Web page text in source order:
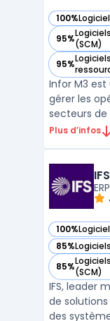
100%
— voir Infor
95%(SCM)
— voir Infor
95%
— voir Infor
Infor M3 est
gérer les
secteurs de
de la mode,
multi-
devises, to ...
Plus d’infos
IFS
100%
— voir IFS
85%
— voir IFS
85%(SCM)
— voir IFS
IFS, leader
de
des